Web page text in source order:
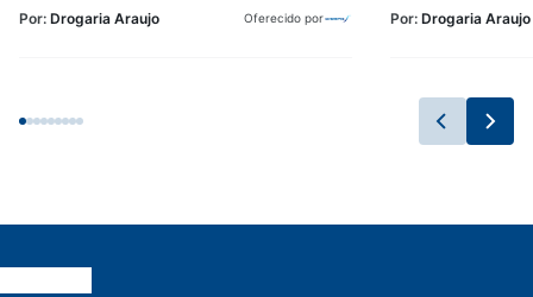
Por: Drogaria Araujo Oferecido por Por: Drogaria Araujo